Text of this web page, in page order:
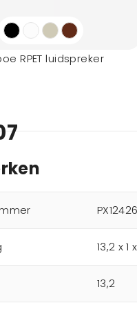
RPET luidspreker
13,2 x 1
13,2